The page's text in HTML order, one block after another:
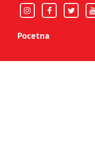
Pocetna